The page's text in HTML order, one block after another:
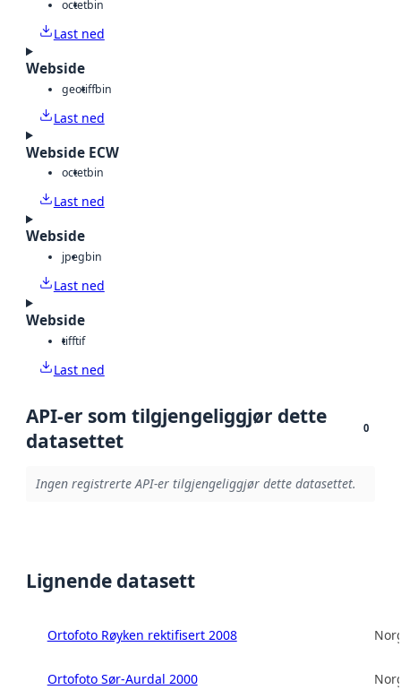
octetbin
Last ned
Webside
geotiffbin
Last ned
Webside ECW
octetbin
Last ned
Webside
jpegbin
Last ned
Webside
tifftif
Last ned
API-er som tilgjengeliggjør dette
datasettet
0
Ingen registrerte API-er tilgjengeliggjør dette datasettet.
Lignende datasett
Ortofoto Røyken rektifisert 2008
Ortofoto Sør-Aurdal 2000